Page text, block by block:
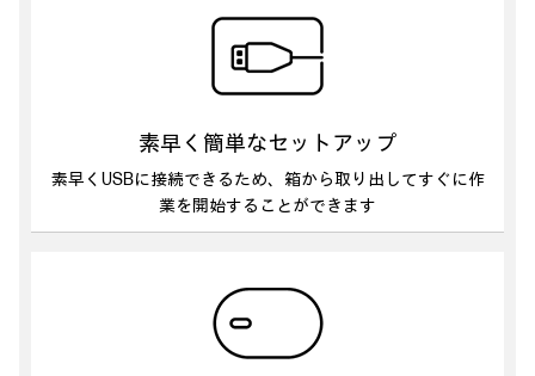
素早く簡単なセットアップ
素早くUSBに接続できるため、 箱から取り出してすぐに作
業を開始することができます